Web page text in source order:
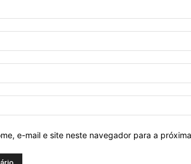
e-mail e site neste navegador para a